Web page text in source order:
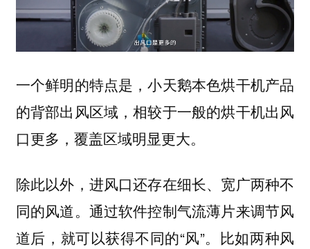
一个鲜明的特点是，小天鹅本色烘干机产品
的背部出风区域，相较于一般的烘干机出风
口更多，覆盖区域明显更大。
除此以外，进风口还存在细长、宽广两种不
同的风道。通过软件控制气流薄片来调节风
道后，就可以获得不同的“风”。比如两种风